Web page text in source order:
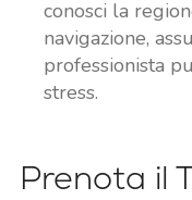
conosci la
navigazione,
professionista
stress.
Prenota il